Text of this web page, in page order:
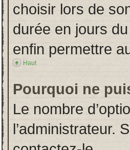
choisir lors de
durée en jours
enfin permettre
Haut
Pourquoi ne
Le nombre
l’administrateur.